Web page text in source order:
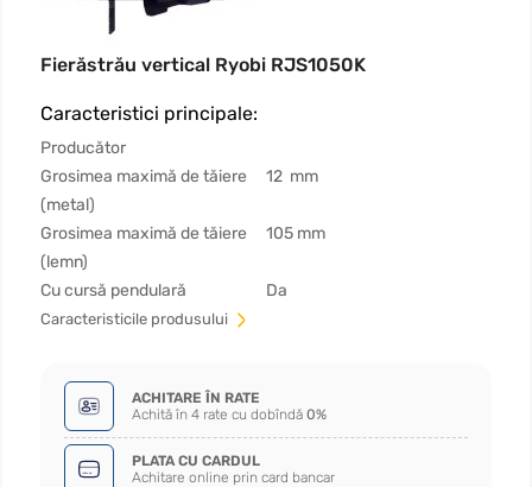
Fierăstrău vertical Ryobi RJS1050K
Caracteristici principale:
Producător
Grosimea maximă de tăiere
(metal)
12 mm
Grosimea maximă de tăiere
(lemn)
105 mm
Cu cursă pendulară Da
Сaracteristicile produsului
ACHITARE ÎN RATE
Achită în 4 rate cu dobîndă 0%
PLATA CU CARDUL
Achitare online prin card bancar